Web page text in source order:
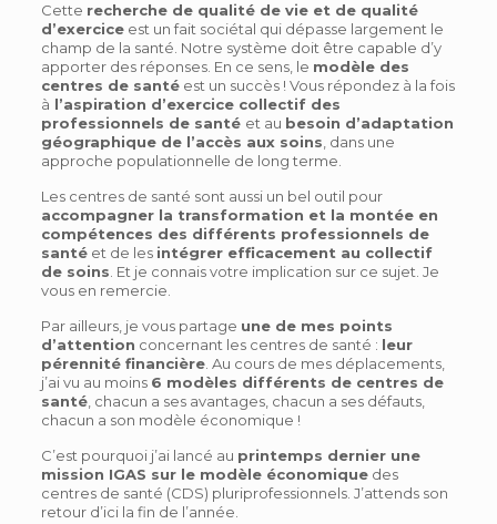
Cette recherche de qualité de vie et de qualité
d’exerciceest un fait sociétal qui dépasse largement le
champ de la santé. Notre système doit être capable d’y
apporter des réponses. En ce sens, le modèle des
centres de santéest un succès ! Vous répondez à la fois
à l’aspiration d’exercice collectif des
professionnels de santé et au besoin d’adaptation
géographique de l’accès aux soins , dans une
approche populationnelle de long terme.
Les centres de santé sont aussi un bel outil pour
accompagner la transformation et la montée en
compétences des différents professionnels de
santéet de les intégrer efficacement au collectif
de soins . Et je connais votre implication sur ce sujet. Je
vous en remercie.
Par ailleurs, je vous partage une de mes points
d’attention concernant les centres de santé : leur
pérennité financière. Au cours de mes déplacements,
j’ai vu au moins 6 modèles différents de centres de
santé, chacun a ses avantages, chacun a ses défauts,
chacun a son modèle économique !
C’est pourquoi j’ai lancé au printemps dernier une
mission IGAS sur le modèle économiquedes
centres de santé (CDS) pluriprofessionnels. J’attends son
retour d’ici la fin de l’année.